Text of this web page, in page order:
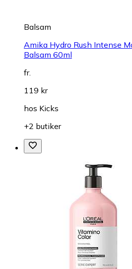
Balsam
Amika Hydro Rush Intense
Balsam 60ml
fr.
119 kr
hos Kicks
+2 butiker